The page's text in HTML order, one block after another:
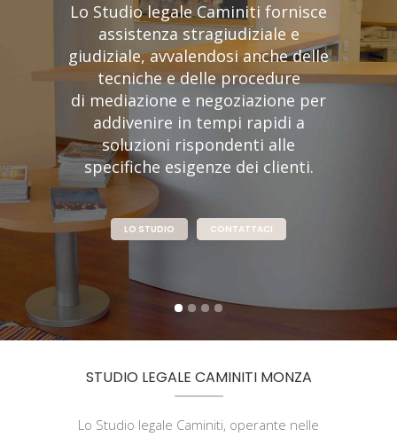
Lo Studio legale Caminiti fornisce
assistenza stragiudiziale e
giudiziale, avvalendosi anche delle
tecniche e delle procedure
di mediazione e negoziazione per
addivenire in tempi rapidi a
soluzioni rispondenti alle
specifiche esigenze dei clienti.
LO STUDIO CONTATTACI
STUDIO LEGALE CAMINITI MONZA
Lo Studio legale Caminiti, operante nelle